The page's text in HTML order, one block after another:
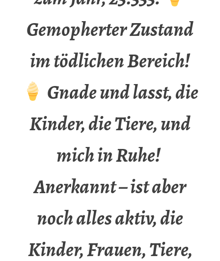
Gemopherter Zustand
im tödlichen Bereich!
Gnade und lasst, die
Kinder, die Tiere, und
mich in Ruhe!
Anerkannt – ist aber
noch alles aktiv, die
Kinder, Frauen, Tiere,